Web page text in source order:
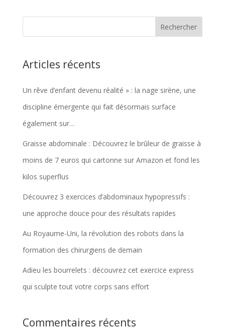
était : est :
Articles récents
Un rêve d’enfant devenu réalité » : la nage sirène, une
discipline émergente qui fait désormais surface
également sur…
Graisse abdominale : Découvrez le brûleur de graisse à
moins de 7 euros qui cartonne sur Amazon et fond les
kilos superflus
Découvrez 3 exercices d’abdominaux hypopressifs :
une approche douce pour des résultats rapides
Au Royaume-Uni, la révolution des robots dans la
formation des chirurgiens de demain
Adieu les bourrelets : découvrez cet exercice express
qui sculpte tout votre corps sans effort
Commentaires récents